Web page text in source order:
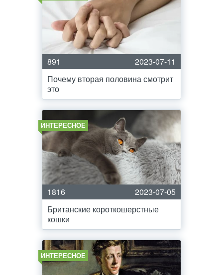
891
2023-07-11
Почему вторая половина смотрит
это
ИНТЕРЕСНОЕ
1816
2023-07-05
Британские короткошерстные
кошки
ИНТЕРЕСНОЕ